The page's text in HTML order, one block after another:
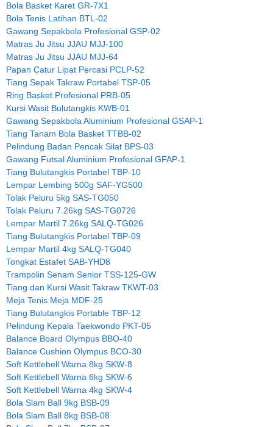
Bola Basket Karet GR-7X1
Bola Tenis Latihan BTL-02
Gawang Sepakbola Profesional GSP-02
Matras Ju Jitsu JJAU MJJ-100
Matras Ju Jitsu JJAU MJJ-64
Papan Catur Lipat Percasi PCLP-52
Tiang Sepak Takraw Portabel TSP-05
Ring Basket Profesional PRB-05
Kursi Wasit Bulutangkis KWB-01
Gawang Sepakbola Aluminium Profesional GSAP-1
Tiang Tanam Bola Basket TTBB-02
Pelindung Badan Pencak Silat BPS-03
Gawang Futsal Aluminium Profesional GFAP-1
Tiang Bulutangkis Portabel TBP-10
Lempar Lembing 500g SAF-YG500
Tolak Peluru 5kg SAS-TG050
Tolak Peluru 7.26kg SAS-TG0726
Lempar Martil 7.26kg SALQ-TG026
Tiang Bulutangkis Portabel TBP-09
Lempar Martil 4kg SALQ-TG040
Tongkat Estafet SAB-YHD8
Trampolin Senam Senior TSS-125-GW
Tiang dan Kursi Wasit Takraw TKWT-03
Meja Tenis Meja MDF-25
Tiang Bulutangkis Portable TBP-12
Pelindung Kepala Taekwondo PKT-05
Balance Board Olympus BBO-40
Balance Cushion Olympus BCO-30
Soft Kettlebell Warna 8kg SKW-8
Soft Kettlebell Warna 6kg SKW-6
Soft Kettlebell Warna 4kg SKW-4
Bola Slam Ball 9kg BSB-09
Bola Slam Ball 8kg BSB-08